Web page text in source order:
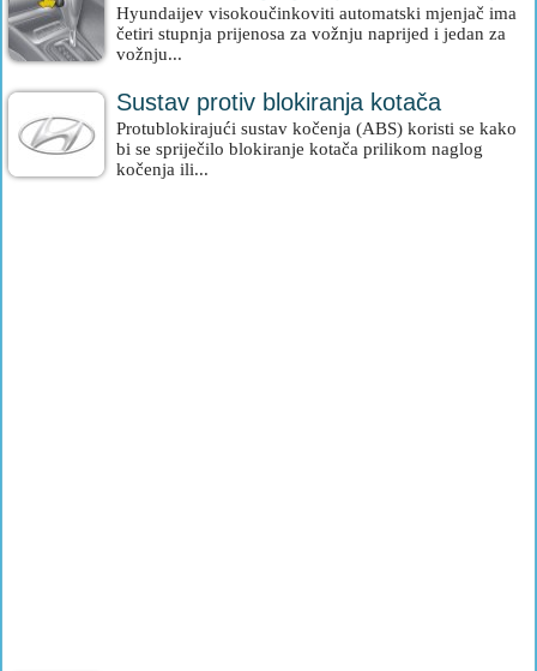
Hyundaijev visokoučinkoviti automatski mjenjač ima
četiri stupnja prijenosa za vožnju naprijed i jedan za
vožnju...
Sustav protiv blokiranja kotača
Protublokirajući sustav kočenja (ABS) koristi se kako
bi se spriječilo blokiranje kotača prilikom naglog
kočenja ili...